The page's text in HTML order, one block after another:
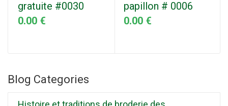
gratuite #0030
0.00 €
papillon # 0006
0.00 €
Blog Categories